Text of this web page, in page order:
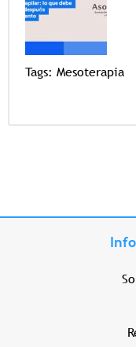
Tags: Mesoterapia